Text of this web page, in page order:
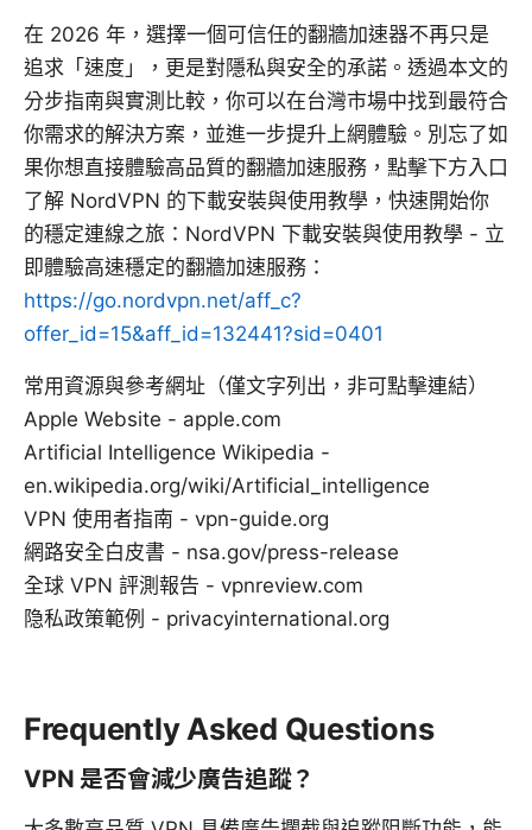
在 2026 年，選擇一個可信任的翻牆加速器不再只是
追求「速度」，更是對隱私與安全的承諾。透過本文的
分步指南與實測比較，你可以在台灣市場中找到最符合
你需求的解決方案，並進一步提升上網體驗。別忘了如
果你想直接體驗高品質的翻牆加速服務，點擊下方入口
了解 NordVPN 的下載安裝與使用教學，快速開始你
的穩定連線之旅：NordVPN 下載安裝與使用教學 - 立
即體驗高速穩定的翻牆加速服務：
https://go.nordvpn.net/aff_c?
offer_id=15&aff_id=132441?sid=0401
常用資源與參考網址（僅文字列出，非可點擊連結）
Apple Website - apple.com
Artificial Intelligence Wikipedia -
en.wikipedia.org/wiki/Artificial_intelligence
VPN 使用者指南 - vpn-guide.org
網路安全白皮書 - nsa.gov/press-release
全球 VPN 評測報告 - vpnreview.com
隐私政策範例 - privacyinternational.org
Frequently Asked Questions
VPN 是否會減少廣告追蹤？